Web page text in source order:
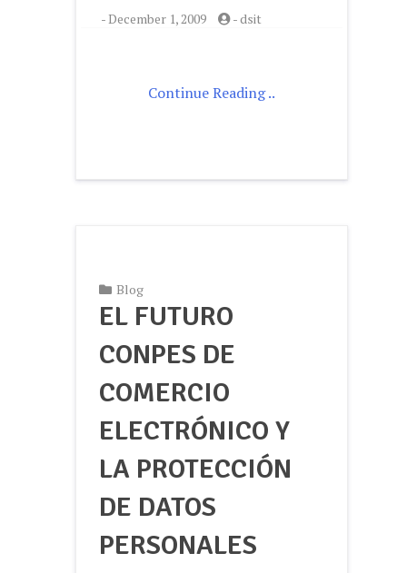
-December 1, 2009 -dsit
Continue Reading ..
Blog
EL FUTURO
CONPES DE
COMERCIO
ELECTRÓNICO Y
LA PROTECCIÓN
DE DATOS
PERSONALES